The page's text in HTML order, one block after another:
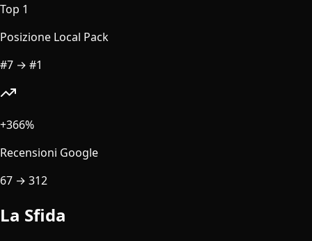
Top 1
Posizione Local Pack
#7 → #1
+366%
Recensioni Google
67 → 312
La Sfida